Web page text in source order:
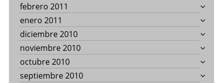
febrero 2011
enero 2011
diciembre 2010
noviembre 2010
octubre 2010
septiembre 2010